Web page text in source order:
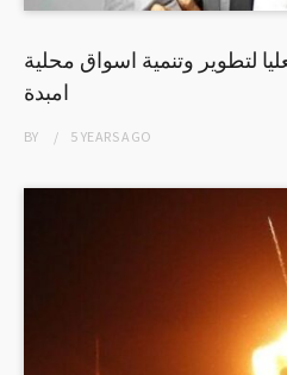
لتطوير وتنمية اسواق محلية
امبدة
BY 5 YEARSAGO